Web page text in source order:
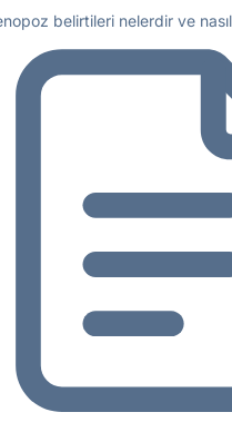
belirtileri nelerdir ve